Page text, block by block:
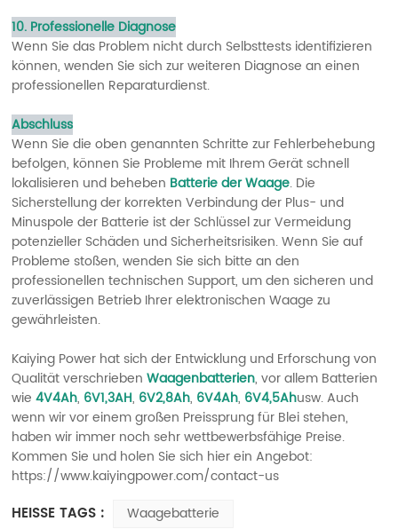
10. Professionelle Diagnose
Wenn Sie das Problem nicht durch Selbsttests identifizieren
können, wenden Sie sich zur weiteren Diagnose an einen
professionellen Reparaturdienst.
Abschluss
Wenn Sie die oben genannten Schritte zur Fehlerbehebung
befolgen, können Sie Probleme mit Ihrem Gerät schnell
lokalisieren und beheben Batterie der Waage. Die
Sicherstellung der korrekten Verbindung der Plus- und
Minuspole der Batterie ist der Schlüssel zur Vermeidung
potenzieller Schäden und Sicherheitsrisiken. Wenn Sie auf
Probleme stoßen, wenden Sie sich bitte an den
professionellen technischen Support, um den sicheren und
zuverlässigen Betrieb Ihrer elektronischen Waage zu
gewährleisten.
Kaiying Power hat sich der Entwicklung und Erforschung von
Qualität verschriebenWaagenbatterien, vor allem Batterien
wie4V4Ah, 6V1,3AH, 6V2,8Ah, 6V4Ah, 6V4,5Ahusw. Auch
wenn wir vor einem großen Preissprung für Blei stehen,
haben wir immer noch sehr wettbewerbsfähige Preise.
Kommen Sie und holen Sie sich hier ein Angebot:
https://www.kaiyingpower.com/contact-us
HEISSE TAGS :
Waagebatterie